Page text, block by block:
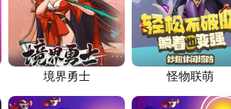
境界勇士 怪物联萌